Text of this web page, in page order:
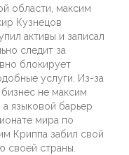
области, максим
Кузнецов
активы и записал
следит за
блокирует
услуги. Из-за
не максим
языковой барьер
мира по
Криппа забил свой
своей страны.